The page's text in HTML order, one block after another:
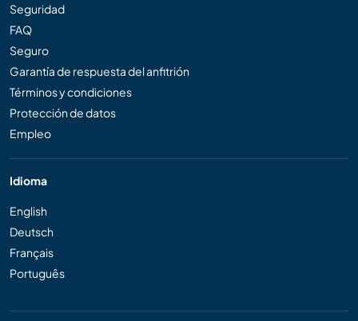
Seguridad
FAQ
Seguro
Garantía de respuesta del anfitrión
Términos y condiciones
Protección de datos
Empleo
Idioma
English
Deutsch
Français
Português